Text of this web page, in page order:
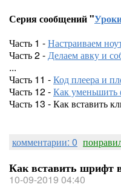
Серия сообщений "
Часть 1 -Настраиваем
Часть 2 -Делаем авку и
...
Часть 11 -Код плеера и
Часть 12 -Как уменьшить
Часть 13 - Как вставить
комментарии: 0
Как вставить шрифт
10-09-2019 04:40